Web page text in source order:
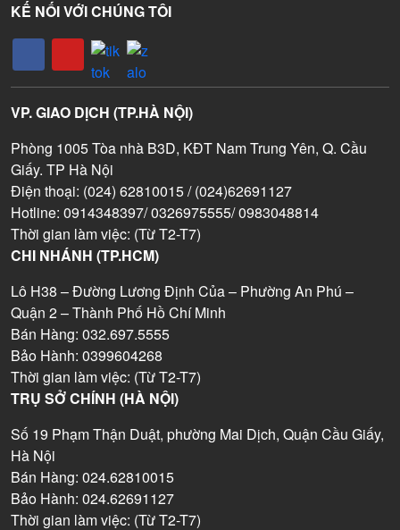
KẾ NỐI VỚI CHÚNG TÔI
VP. GIAO DỊCH (TP.HÀ NỘI)
Phòng 1005 Tòa nhà B3D, KĐT Nam Trung Yên, Q. Cầu
Giấy. TP Hà Nội
Điện thoại: (024) 62810015 / (024)62691127
Hotline: 0914348397/ 0326975555/ 0983048814
Thời gian làm việc: (Từ T2-T7)
CHI NHÁNH (TP.HCM)
Lô H38 – Đường Lương Định Của – Phường An Phú –
Quận 2 – Thành Phố Hồ Chí Minh
Bán Hàng: 032.697.5555
Bảo Hành: 0399604268
Thời gian làm việc: (Từ T2-T7)
TRỤ SỞ CHÍNH (HÀ NỘI)
Số 19 Phạm Thận Duật, phường Mai Dịch, Quận Cầu Giấy,
Hà Nội
Bán Hàng: 024.62810015
Bảo Hành: 024.62691127
Thời gian làm việc: (Từ T2-T7)